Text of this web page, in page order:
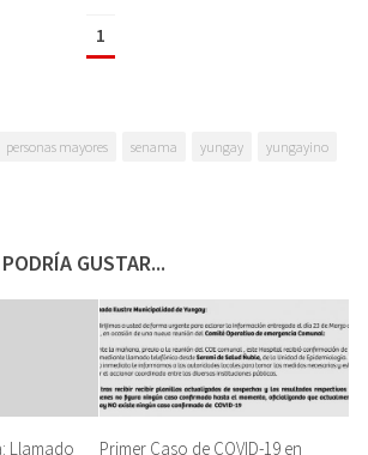
1
personas mayores senama yungay
yungayino
GUSTAR...
Llamado Primer Caso de COVID-19 en